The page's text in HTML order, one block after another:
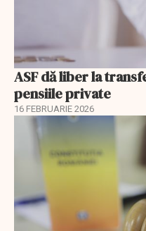
ASF dă liber la
pensiile private
16 FEBRUARIE 2026